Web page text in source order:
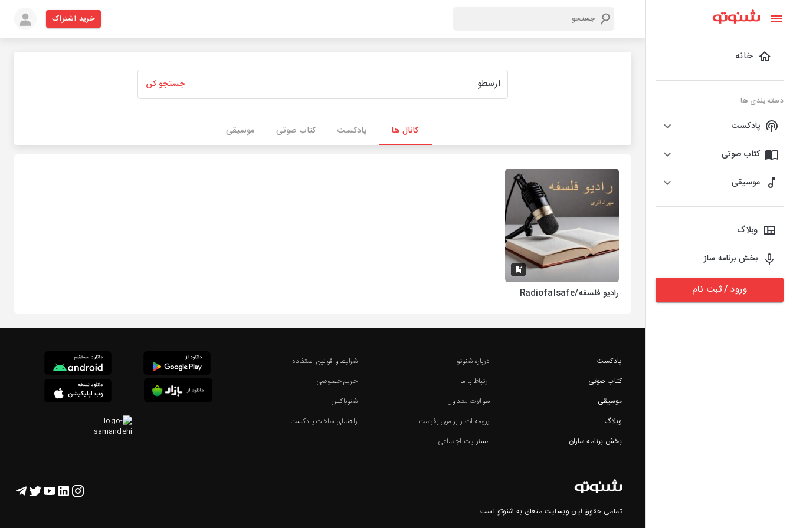
خانه
دسته بندی ها
پادکست
کتاب صوتی
موسیقی
وبلاگ
بخش برنامه ساز
ورود / ثبت نام
خرید اشتراک
جستجو کن
کانال ها پادکست کتاب صوتی موسیقی
رادیو فلسفه/Radiofalsafe
پادکست
کتاب صوتی
موسیقی
وبلاگ
بخش برنامه سازان
درباره شنوتو
ارتباط با ما
سوالات متداول
رزومه ات را برامون بفرست
مسئولیت اجتماعی
شرایط و قوانین استفاده
حریم خصوصی
شنوباکس
راهنمای ساخت پادکست
تمامی حقوق این وبسایت متعلق به شنوتو است